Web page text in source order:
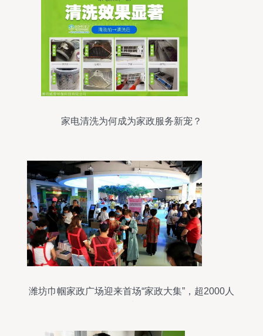
家电清洗为何成为家政服务新宠？
潍坊巾帼家政广场迎来首场“家政大集”，超2000人